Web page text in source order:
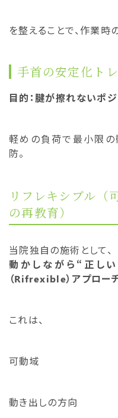
を整えることで、作業時
手首の安定化ト
目的：腱が擦れないポ
軽めの負荷で最小限の
防。
リフレキシブル（
の再教育）
当院独自の施術として、
動かしながら“正し
（Rifrexible）アプロー
これは、
可動域
動き出しの方向